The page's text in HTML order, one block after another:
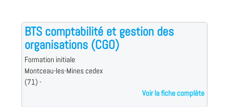
BTS comptabilité et gestion des
organisations (CGO)
Formation initiale
Montceau-les-Mines cedex
(71) -
Voir la fiche complète